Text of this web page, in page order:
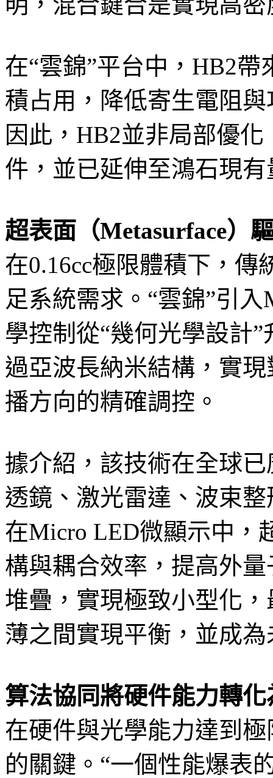
在“雲錦”平台中，HB2
積占用，降低寄生電阻
因此，HB2並非局部優
件，並已延伸至鴻石現
超表面（Metasurface）
在0.16cc極限體積下，
足系統需求。“雲錦”引入
學控制從“幾何光學設計
過亞波長納米結構，實
播方向的精確調控。
據介紹，該技術在全球
透鏡、激光雷達、波束
在Micro LED微顯示中，
構與耦合效率，提高外
堆疊，實現極致小型化
薄之間實現平衡，並成
算法協同將硬件能力轉
在硬件與光學能力達到
的關鍵。“一個性能爆表